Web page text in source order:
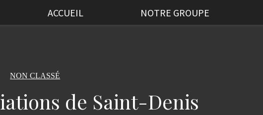
ACCUEIL NOTRE GROUPE
NON CLASSÉ
de Saint-Denis